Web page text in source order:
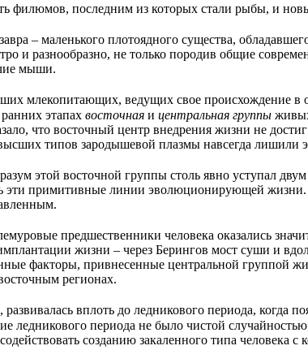
филюмов, последним из которых стали рыбы, и
– маленького плотоядного существа,
и разнообразно, не только породив общие
мыши.
млекопитающих, ведущих свое происхождение в
этапах восточная и центральная группы
что восточный центр внедрения жизни не
типов зародышевой плазмы навсегда лишили
этой восточной группы столь явно уступал
эти примитивные линии эволюционирующей
предшественники человека оказались
жизни – через Берингов мост суши и
факторы, привнесенные центральной группой
регионах.
вплоть до ледникового периода, когда
ледникового периода не было чистой
созданию закаленного типа человека